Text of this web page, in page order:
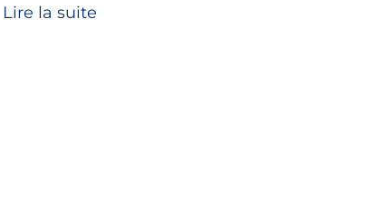
Lire la suite